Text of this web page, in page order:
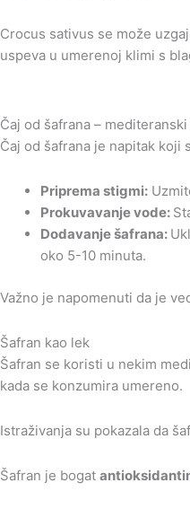
Crocus sativus se može
uspeva u umerenoj klimi s
Čaj od šafrana –
Čaj od šafrana je napitak
Priprema stigmi:
Prokuvavanje vode:
Dodavanje šafrana:
oko 5-10 minuta.
Važno je napomenuti da je
Šafran kao lek
Šafran se koristi u nekim
kada se konzumira umereno.
Istraživanja su pokazala da
Šafran je bogat